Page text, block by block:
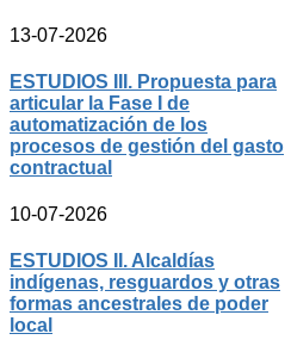
13-07-2026
ESTUDIOS III. Propuesta para
articular la Fase I de
automatización de los
procesos de gestión del gasto
contractual
10-07-2026
ESTUDIOS II. Alcaldías
indígenas, resguardos y otras
formas ancestrales de poder
local